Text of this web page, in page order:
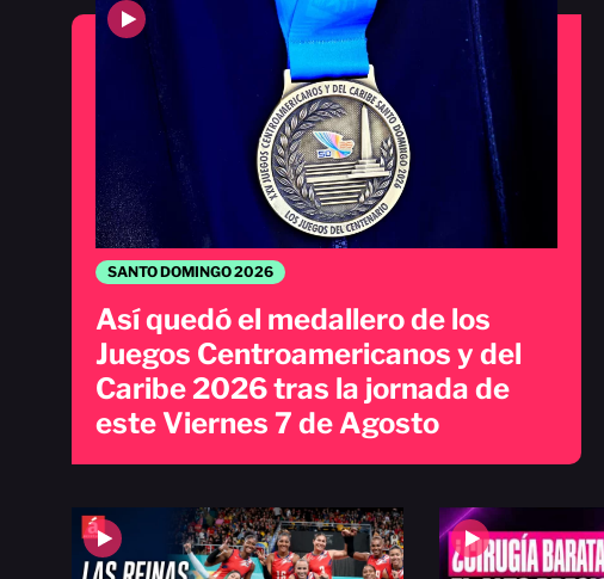
SANTO DOMINGO 2026
Así quedó el medallero de los
Juegos Centroamericanos y del
Caribe 2026 tras la jornada de
este Viernes 7 de Agosto